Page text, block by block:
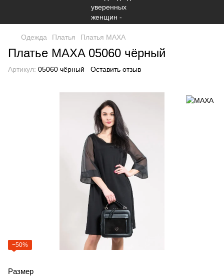
Одежда Платья Платья МАХА
Платье MAXA 05060 чёрный
Артикул: 05060 чёрный Оставить отзыв
−50%
Размер